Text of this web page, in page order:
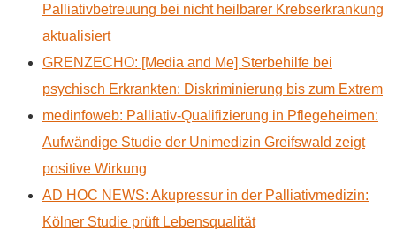
Palliativbetreuung bei nicht heilbarer Krebserkrankung
aktualisiert
GRENZECHO: [Media and Me] Sterbehilfe bei
psychisch Erkrankten: Diskriminierung bis zum Extrem
medinfoweb: Palliativ-Qualifizierung in Pflegeheimen:
Aufwändige Studie der Unimedizin Greifswald zeigt
positive Wirkung
AD HOC NEWS: Akupressur in der Palliativmedizin:
Kölner Studie prüft Lebensqualität